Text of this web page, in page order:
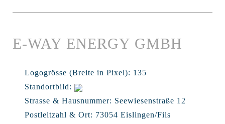
E-WAY ENERGY GMBH
Logogrösse (Breite in Pixel): 135
Standortbild:
Strasse & Hausnummer: Seewiesenstraße 12
Postleitzahl & Ort: 73054 Eislingen/Fils